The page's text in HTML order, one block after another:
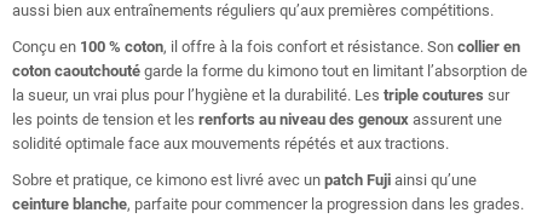
aussi bien aux entraînements réguliers qu’aux premières compétitions.
Conçu en 100 % coton, il offre à la fois confort et résistance. Son collier en
coton caoutchouté garde la forme du kimono tout en limitant l’absorption de
la sueur, un vrai plus pour l’hygiène et la durabilité. Les triple coutures sur
les points de tension et les renforts au niveau des genoux assurent une
solidité optimale face aux mouvements répétés et aux tractions.
Sobre et pratique, ce kimono est livré avec un patch Fuji ainsi qu’une
ceinture blanche, parfaite pour commencer la progression dans les grades.